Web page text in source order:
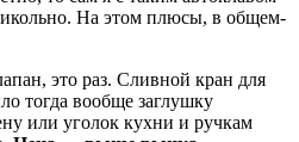
На этом плюсы, в общем-
это раз. Сливной кран для
тогда вообще заглушку
или уголок кухни и ручкам